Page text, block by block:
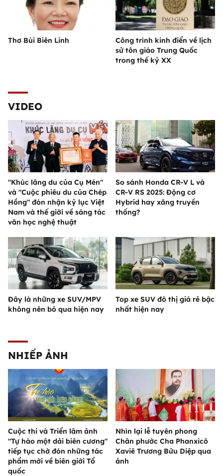
Thơ Bùi Biên Linh
Công trình kinh điển về lịch
sử tôn giáo Trung Quốc
trong thế kỷ XX
VIDEO
"Khúc lãng du của Cụ Mén"
và "Cuộc phiêu du của Chép
Hồng" đón nhận kỷ lục Việt
Nam và thế giới về sáng tác
văn học nghệ thuật
So sánh Honda CR-V L và
CR-V RS 2025: Động cơ
Hybrid hay xăng truyền
thống?
Đây là những xe SUV/MPV
không nên bỏ qua hiện nay
Top xe SUV đô thị giá rẻ bậc
nhất hiện nay
NHIẾP ẢNH
Cuộc thi và Triển lãm ảnh
"Tự hào một dải biên cương"
tiếp tục chờ đón những tác
phẩm mới về biên giới Tổ
quốc
Nhìn lại lễ tuyên phong
Chân phước Cha Phanxicô
Xaviê Trương Bửu Diệp qua
ảnh